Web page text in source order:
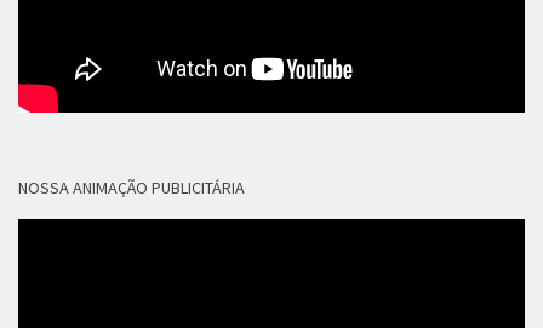
NOSSA ANIMAÇÃO PUBLICITÁRIA